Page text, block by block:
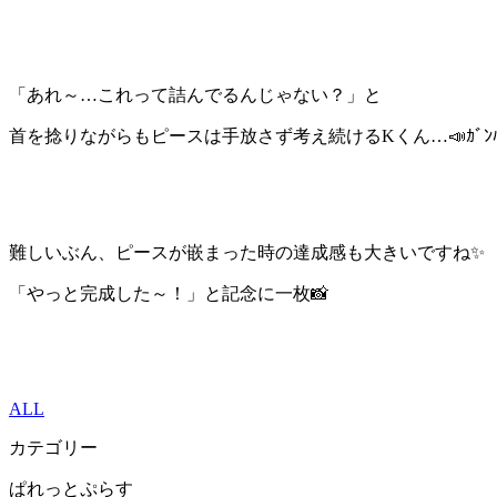
「あれ～…これって詰んでるんじゃない？」と
首を捻りながらもピースは手放さず考え続けるKくん…📣ｶﾞﾝ
難しいぶん、ピースが嵌まった時の達成感も大きいですね✨
「やっと完成した～！」と記念に一枚📸
ALL
カテゴリー
ぱれっとぷらす